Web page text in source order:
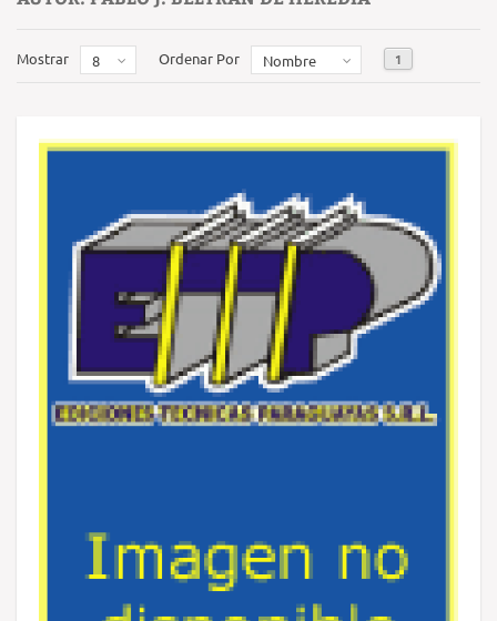
Mostrar 8 Ordenar Por Nombre 1